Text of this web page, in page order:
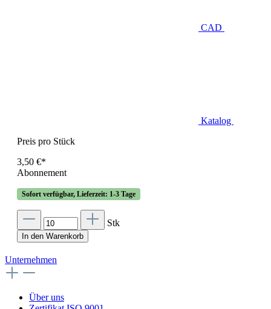
CAD
Katalog
Preis pro Stück
3,50 €*
Abonnement
Sofort verfügbar, Lieferzeit: 1-3 Tage
Stk
In den Warenkorb
Unternehmen
Über uns